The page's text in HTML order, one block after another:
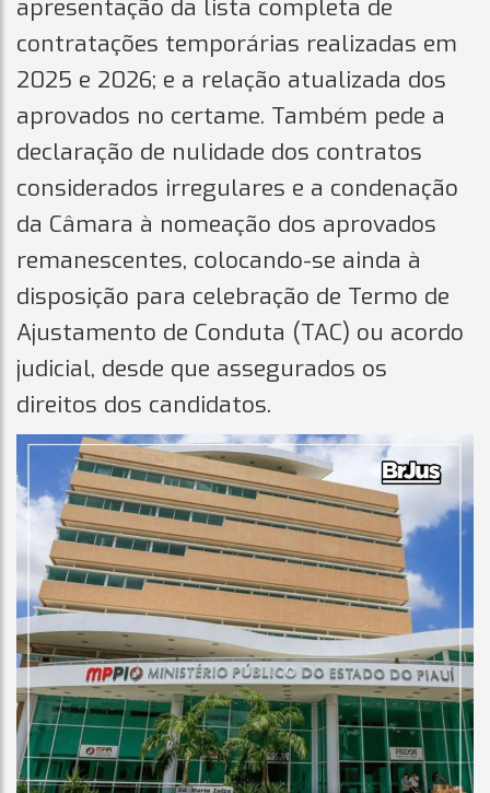
apresentação da lista completa de
contratações temporárias realizadas em
2025 e 2026; e a relação atualizada dos
aprovados no certame. Também pede a
declaração de nulidade dos contratos
considerados irregulares e a condenação
da Câmara à nomeação dos aprovados
remanescentes, colocando-se ainda à
disposição para celebração de Termo de
Ajustamento de Conduta (TAC) ou acordo
judicial, desde que assegurados os
direitos dos candidatos.